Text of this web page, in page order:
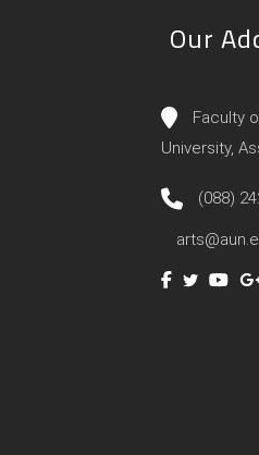
Our
Faculty
University,
(088)